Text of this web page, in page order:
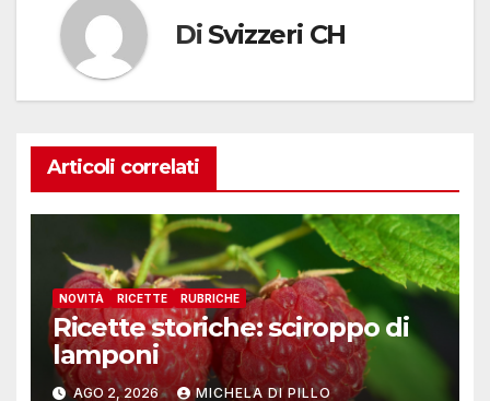
Di Svizzeri CH
Articoli correlati
NOVITÀ RICETTE RUBRICHE
Ricette storiche: sciroppo di
lamponi
AGO 2, 2026 MICHELA DI PILLO